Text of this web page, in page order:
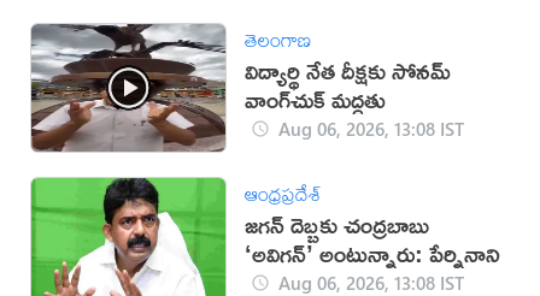
తెలంగాణ
విద్యార్థి నేత దీక్షకు సోనమ్
వాంగ్‌చుక్ మద్దతు
Aug 06, 2026, 13:08 IST
ఆంధ్రప్రదేశ్
జగన్ దెబ్బకు చంద్రబాబు
‘అవిగన్’ అంటున్నారు: పేర్నినాని
Aug 06, 2026, 13:08 IST